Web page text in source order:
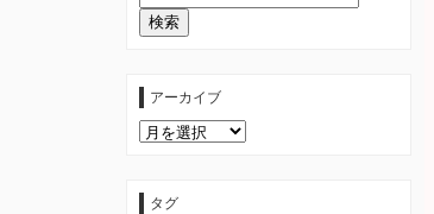
アーカイブ
ア
ー
タグ